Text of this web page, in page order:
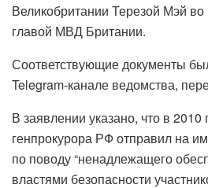
Великобритании Терезой Мэй
главой МВД Британии.
Соответствующие документы
Telegram-канале ведомства,
В заявлении указано, что в 2010
генпрокурора РФ отправил на
по поводу “ненадлежащего
властями безопасности